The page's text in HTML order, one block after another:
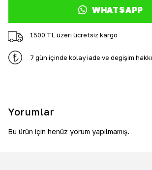
WHATSAPP
1500 TL üzeri ücretsiz kargo
7 gün içinde kolay iade ve değişim hakkı
Yorumlar
Bu ürün için henüz yorum yapılmamış.